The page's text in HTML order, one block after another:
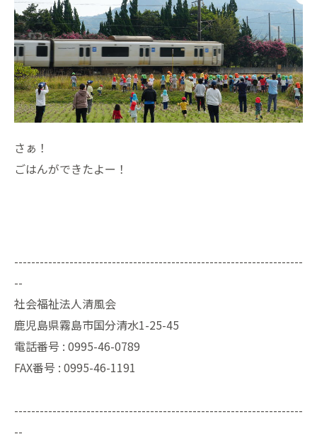
さぁ！
ごはんができたよー！
--------------------------------------------------------------------
--
社会福祉法人清風会
鹿児島県霧島市国分清水1-25-45
電話番号 : 0995-46-0789
FAX番号 : 0995-46-1191
--------------------------------------------------------------------
--